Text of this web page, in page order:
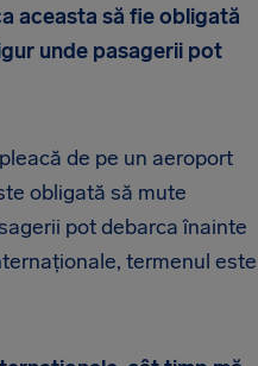
aceasta să fie obligată
unde pasagerii pot
de pe un aeroport
obligată să mute
pot debarca înainte
termenul este